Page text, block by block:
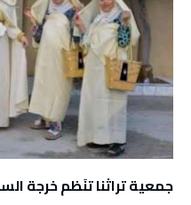
جمعية تراثنا تنَظم خرجة السفساري